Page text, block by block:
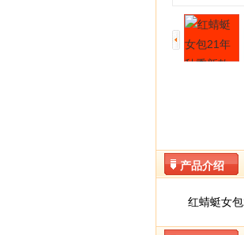
产品介绍
红蜻蜓女